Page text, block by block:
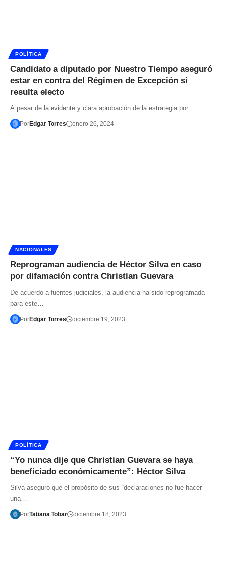
POLÍTICA
Candidato a diputado por Nuestro Tiempo aseguró
estar en contra del Régimen de Excepción si
resulta electo
A pesar de la evidente y clara aprobación de la estrategia por…
PorEdgar Torres enero 26, 2024
NACIONALES
Reprograman audiencia de Héctor Silva en caso
por difamación contra Christian Guevara
De acuerdo a fuentes judiciales, la audiencia ha sido reprogramada
para este…
PorEdgar Torres diciembre 19, 2023
POLÍTICA
“Yo nunca dije que Christian Guevara se haya
beneficiado económicamente”: Héctor Silva
Silva aseguró que el propósito de sus “declaraciones no fue hacer
una…
PorTatiana Tobar diciembre 18, 2023